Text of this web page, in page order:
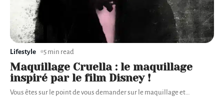
Maquillage Cruella : le maquillage
inspiré par le film Disney !
Vous êtes sur le point de vous demander sur le maquillage et
Lifestyle 5 min read